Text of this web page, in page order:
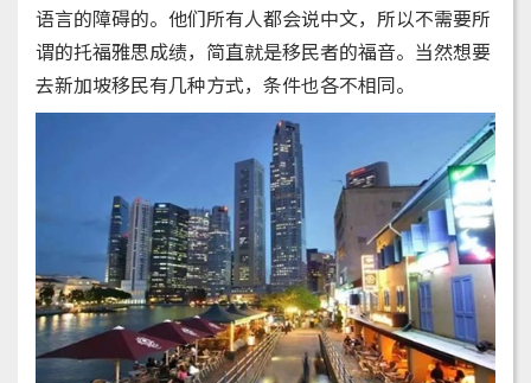
语言的障碍的。他们所有人都会说中文，所以不需要所
谓的托福雅思成绩，简直就是移民者的福音。当然想要
去新加坡移民有几种方式，条件也各不相同。